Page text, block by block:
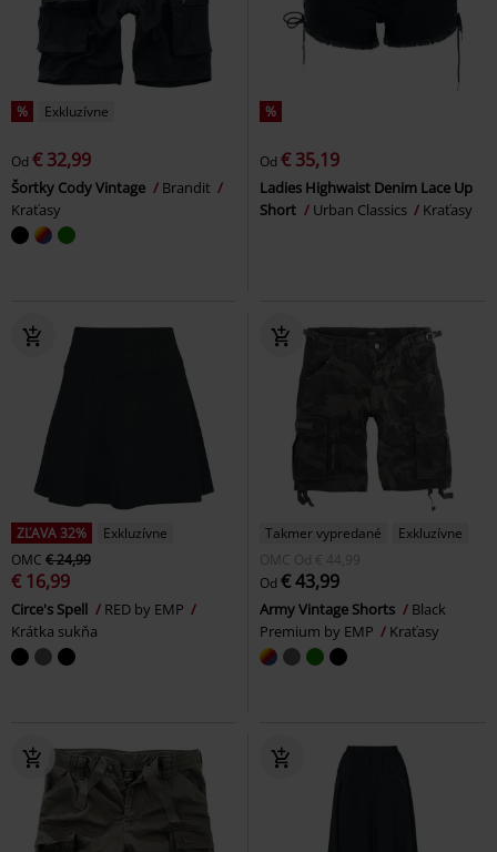
% Exkluzívne
Od € 32,99
Šortky Cody Vintage
Brandit
Kraťasy
%
Od € 35,19
Ladies Highwaist Denim Lace Up
Short
Urban Classics Kraťasy
ZĽAVA 32%
Exkluzívne
OMC € 24,99
€ 16,99
Circe's Spell
RED by EMP
Krátka sukňa
Takmer vypredané
Exkluzívne
OMC Od € 44,99
Od € 43,99
Army Vintage Shorts
Black
Premium by EMP
Kraťasy